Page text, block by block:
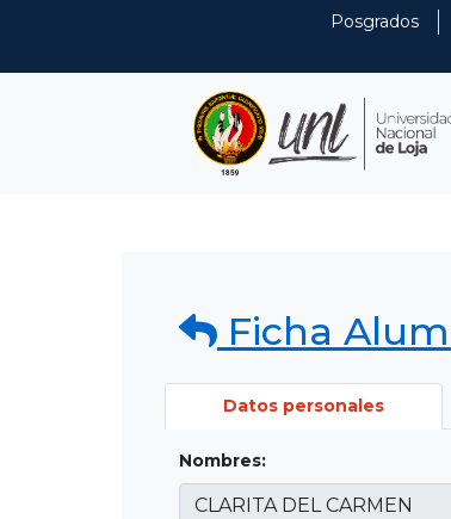
Posgrados
Ficha
Datos personales
Nombres: